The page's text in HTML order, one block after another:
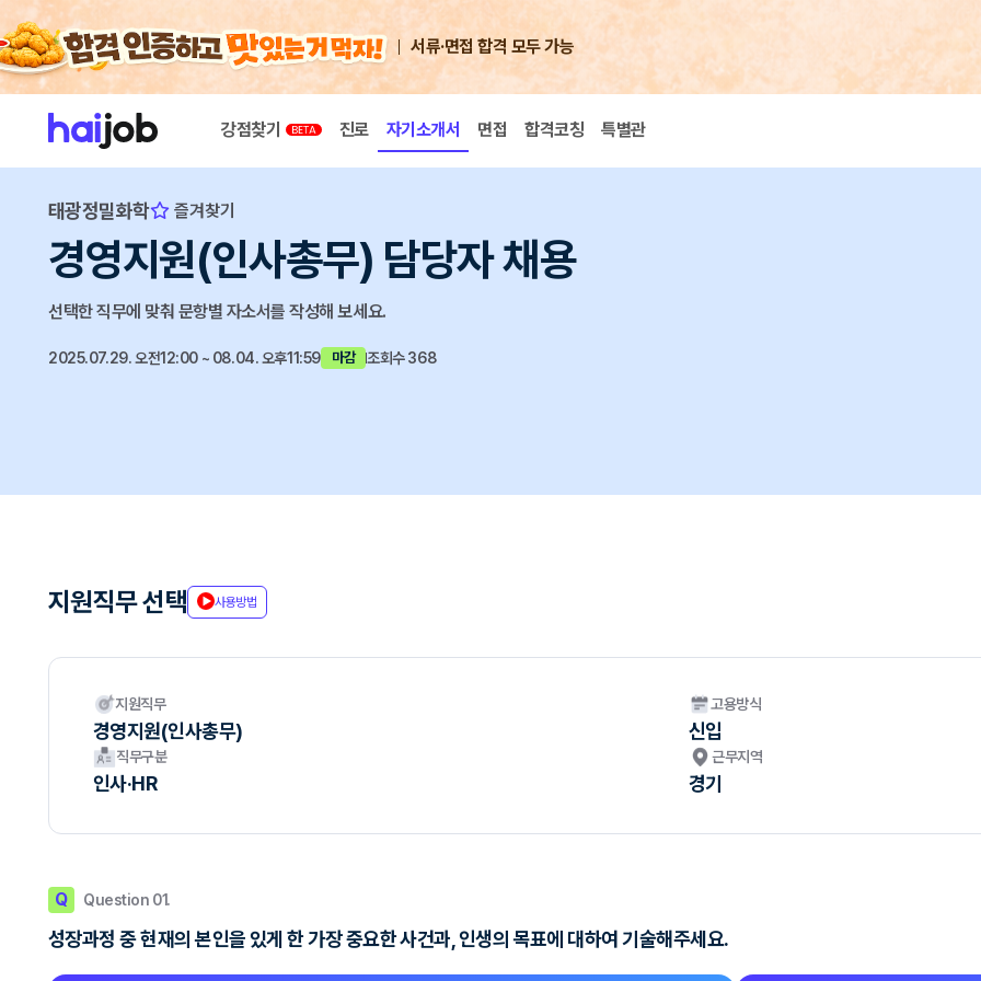
서류·면접 합격 모두 가능
강점찾기 진로 자기소개서 면접 합격코칭 특별관
태광정밀화학 즐겨찾기
경영지원(인사총무) 담당자 채용
선택한 직무에 맞춰 문항별 자소서를 작성해 보세요.
2025.07.29. 오전12:00 ~ 08.04. 오후11:59 마감 조회수 368
지원직무 선택 사용방법
지원직무
경영지원(인사총무)
고용방식
신입
직무구분
인사·HR
근무지역
경기
Q Question 01.
성장과정 중 현재의 본인을 있게 한 가장 중요한 사건과, 인생의 목표에 대하여 기술해주세요.